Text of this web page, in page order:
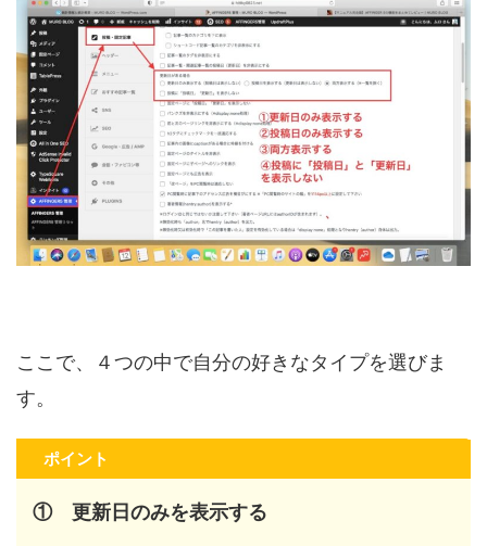
ここで、４つの中で自分の好きなタイプを選びま
す。
ポイント
① 更新日のみを表示する